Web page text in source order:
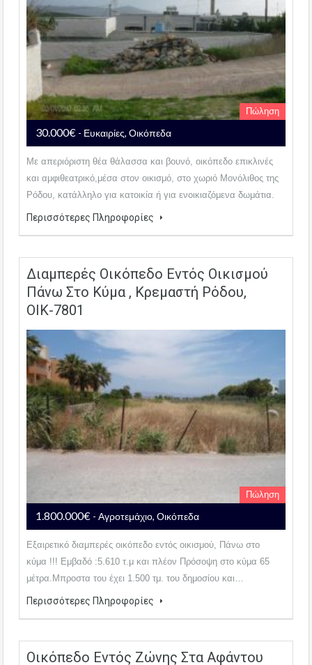
Πώληση
30.000€ - Ευκαιρίες, Οικόπεδα
Με απεριόριστη θέα θάλασσα και βουνό, οικόπεδο επικλινές
και αμφιθεατρικό,μέσα στον οικισμό, στο χωριό Μονόλιθος της
Ρόδου, κατάλληλο για κατοικία ή για ενοικιαζόμενα δωμάτια.
Περισσότερες Πληροφορίες
Διαμπερές Οικόπεδο Εντός Οικισμού
Πάνω Στο Κύμα , Κρεμαστή Ρόδου,
ΟΙΚ-7801
Πώληση
1.800.000€ - Αγροτεμάχιο, Οικόπεδα
Εξαιρετικό διαμπερές οικόπεδο εντός οικισμού, Πάνω στο
κύμα !!! Εμβαδό :5.610 τ.μ και πλέον Πρόσοψη στο κύμα 65
μέτρα.Μπροστα του έχει 1.500 τμ. του δημοσίου και…
Περισσότερες Πληροφορίες
Οικόπεδο Εντός Ζώνης Στα Αφάντου